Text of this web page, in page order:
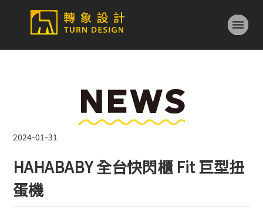
2024-01-31
HAHABABY 全台快閃櫃 Fit 巨型扭
蛋機